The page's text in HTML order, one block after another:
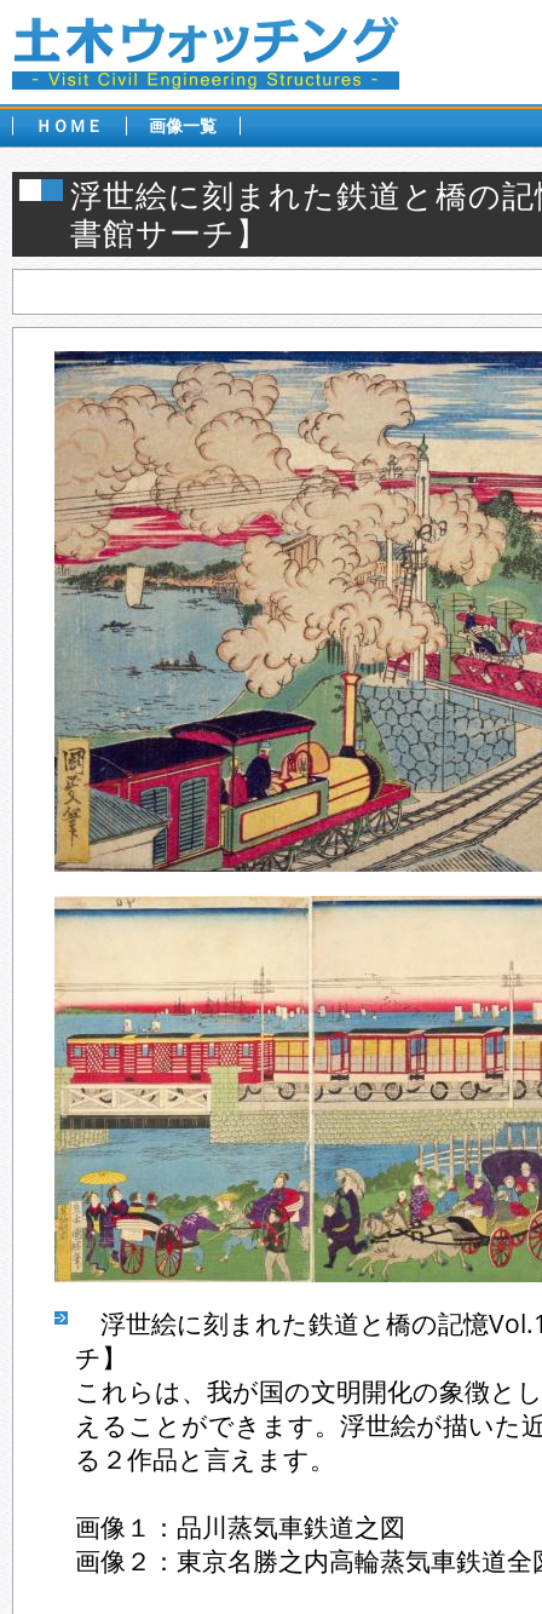
ＨＯＭＥ 画像一覧
浮世絵に刻まれた鉄道と橋の
書館サーチ】
浮世絵に刻まれた鉄道と橋の記憶
チ】
これらは、我が国の文明開化の象徴と
えることができます。浮世絵が描いた
る２作品と言えます。
画像１：品川蒸気車鉄道之図
画像２：東京名勝之内高輪蒸気車鉄道全